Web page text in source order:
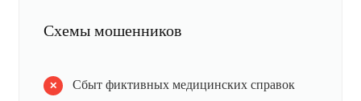
Схемы мошенников
Сбыт фиктивных медицинских справок